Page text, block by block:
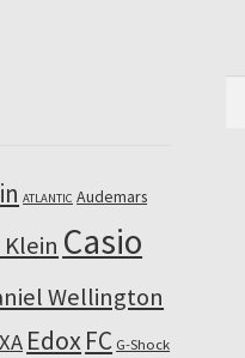
ATLANTIC Audemars
Casio
Wellington
EdoxFC G-Shock